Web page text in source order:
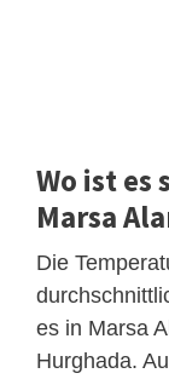
Wo ist es
Marsa
Die
es in Marsa
Hurghada.